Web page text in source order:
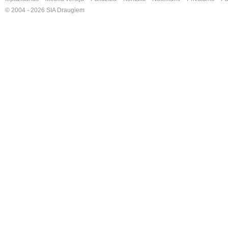
© 2004 - 2026 SIA Draugiem